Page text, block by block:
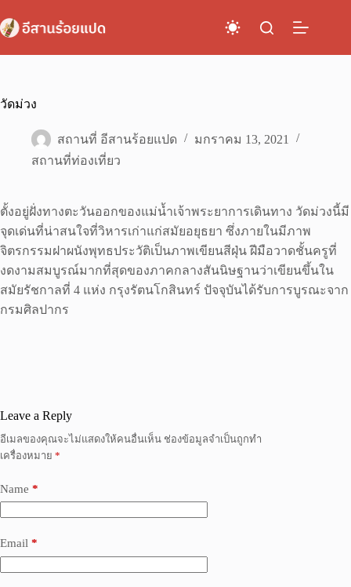
to
content
วัดม่วง
สถานที่ อีสานร้อยแปด
มกราคม 13, 2021
สถานที่ท่องเที่ยว
ตั้งอยู่ฝั่งทางตะวันออกของแม่น้ำเจ้าพระยาการเดินทาง วัดม่วงนี้มี
จุดเด่นที่น่าสนใจที่วิหารเก่าแก่สมัยอยุธยา ซึ่งภายในมีภาพ
จิตรกรรมฝาผนังพุทธประวัติเป็นภาพเขียนสีฝุ่น ฝีมือวาดชั้นครูที่
งดงามสมบูรณ์มากที่สุดของภาคกลางสันนิษฐานว่าเขียนขึ้นใน
สมัยรัชกาลที่ 4 แห่ง กรุงรัตนโกสินทร์ ปัจจุบันได้รับการบูรณะจาก
กรมศิลปากร
Leave a Reply
อีเมลของคุณจะไม่แสดงให้คนอื่นเห็น ช่องข้อมูลจำเป็นถูกทำ
เครื่องหมาย *
Name *
Email *